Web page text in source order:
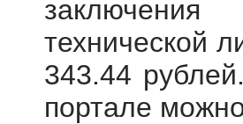
технической
343.44
портале